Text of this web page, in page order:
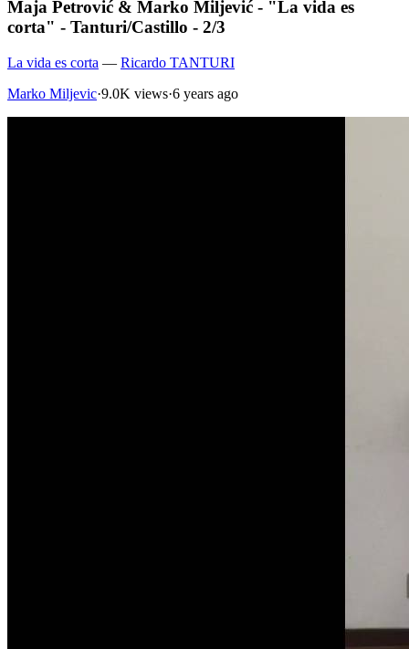
Maja Petrović & Marko Miljević - "La vida es
corta" - Tanturi/Castillo - 2/3
La vida es corta — Ricardo TANTURI
Marko Miljevic·9.0K views·6 years ago